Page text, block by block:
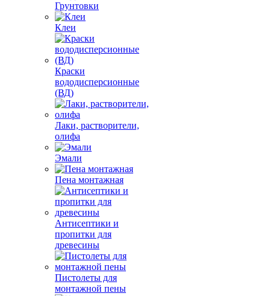
Грунтовки
Клеи
Краски
вододисперсионные
(ВД)
Лаки, растворители,
олифа
Эмали
Пена монтажная
Антисептики и
пропитки для
древесины
Пистолеты для
монтажной пены